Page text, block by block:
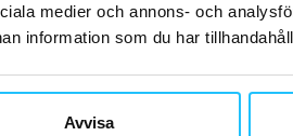
medier och annons- och
information som du har
Avvisa
med gym
som är födda på 1980-talet –
faktor i samhället. Det blir
att ha ett gymkort.